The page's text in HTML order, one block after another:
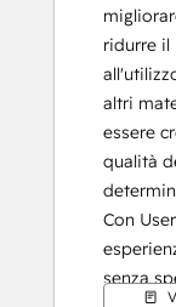
ridurre il
altri
essere
qualità
Con
senza